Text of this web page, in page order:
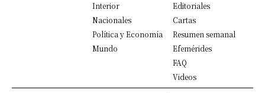
Interior
Nacionales
Política y Economía
Mundo
Editoriales
Cartas
Resumen semanal
Efemérides
FAQ
Videos